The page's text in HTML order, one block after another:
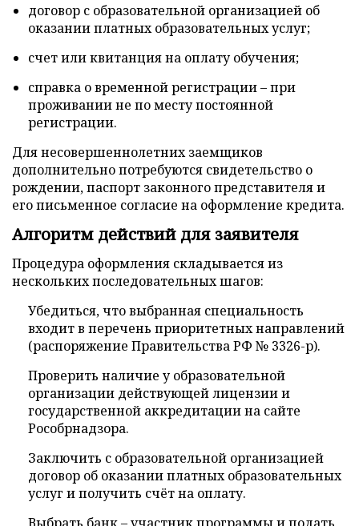
договор с образовательной организацией об
оказании платных образовательных услуг;
счет или квитанция на оплату обучения;
справка о временной регистрации – при
проживании не по месту постоянной
регистрации.
Для несовершеннолетних заемщиков
дополнительно потребуются свидетельство о
рождении, паспорт законного представителя и
его письменное согласие на оформление кредита.
Алгоритм действий для заявителя
Процедура оформления складывается из
нескольких последовательных шагов:
Убедиться, что выбранная специальность
входит в перечень приоритетных направлений
(распоряжение Правительства РФ № 3326-р).
Проверить наличие у образовательной
организации действующей лицензии и
государственной аккредитации на сайте
Рособрнадзора.
Заключить с образовательной организацией
договор об оказании платных образовательных
услуг и получить счёт на оплату.